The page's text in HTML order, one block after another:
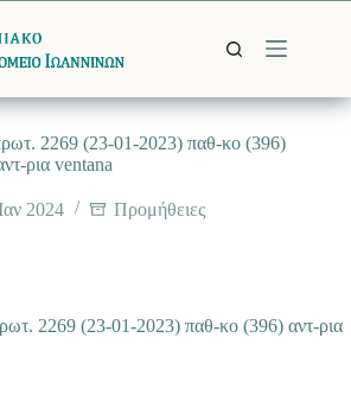
2269 (23-01-2023) παθ-κο (396)
ρια ventana
2024 Προμήθειες
2269 (23-01-2023) παθ-κο (396) αντ-ρια